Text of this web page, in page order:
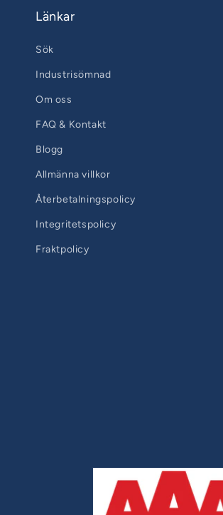
Länkar
Sök
Industrisömnad
Om oss
FAQ & Kontakt
Blogg
Allmänna villkor
Återbetalningspolicy
Integritetspolicy
Fraktpolicy